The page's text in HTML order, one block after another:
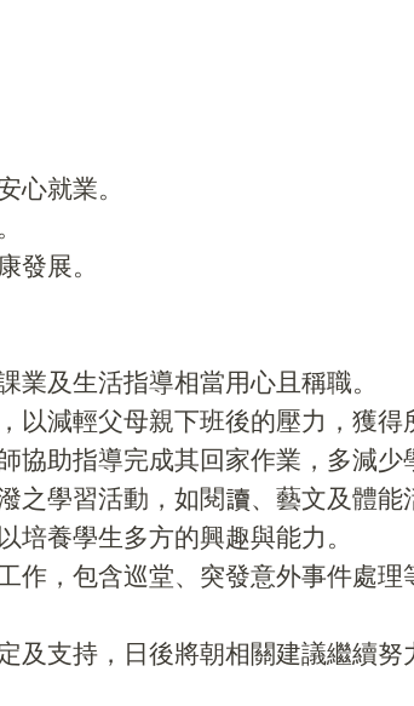
心就業。
發展。
業及生活指導相當用心且稱職。
以減輕父母親下班後的壓力，獲得
協助指導完成其回家作業，多減少
之學習活動，如閱讀、藝文及體
培養學生多方的興趣與能力。
作，包含巡堂、突發意外事件處
及支持，日後將朝相關建議繼續努